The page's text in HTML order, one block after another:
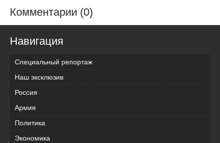
Комментарии (0)
Навигация
Специальный репортаж
Наш эксклюзив
Россия
Армия
Политика
Экономика